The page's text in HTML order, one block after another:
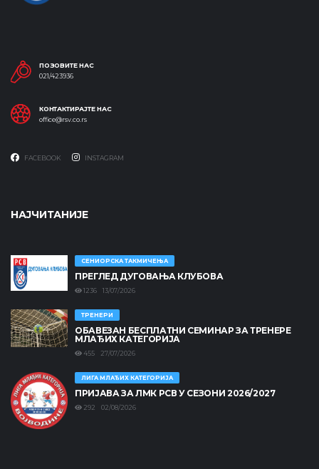
ПОЗОВИТЕ НАС
021/423936
КОНТАКТИРАЈТЕ НАС
office@rsv.co.rs
FACEBOOK INSTAGRAM
НАЈЧИТАНИЈЕ
СЕНИОРСКА ТАКМИЧЕЊА
ПРЕГЛЕД ДУГОВАЊА КЛУБОВА
1236 13/07/2026
ТРЕНЕРИ
ОБАВЕЗАН БЕСПЛАТНИ СЕМИНАР ЗА ТРЕНЕРЕ
МЛАЂИХ КАТЕГОРИЈА
455 27/07/2026
ЛИГА МЛАЂИХ КАТЕГОРИЈА
ПРИЈАВА ЗА ЛМК РСВ У СЕЗОНИ 2026/2027
292 02/08/2026